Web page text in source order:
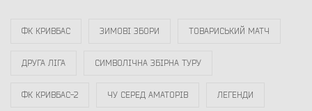
ФК КРИВБАС ЗИМОВІ ЗБОРИ ТОВАРИСЬКИЙ МАТЧ
ДРУГА ЛІГА СИМВОЛІЧНА ЗБІРНА ТУРУ
ФК КРИВБАС-2 ЧУ СЕРЕД АМАТОРІВ ЛЕГЕНДИ